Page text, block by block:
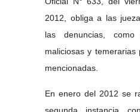
2012, obliga a las
las denuncias,
maliciosas y
mencionadas.
En enero del 2012 se